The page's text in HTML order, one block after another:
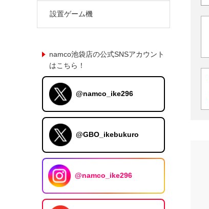
設置ゲーム機
namco池袋店の公式SNSアカウント
はこちら！
@namco_ike296
@GBO_ikebukuro
@namco_ike296